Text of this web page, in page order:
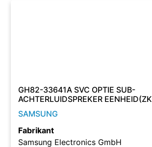
GH82-33641A SVC OPTIE SUB-
ACHTERLUIDSPREKER
SAMSUNG
Fabrikant
Samsung Electronics GmbH